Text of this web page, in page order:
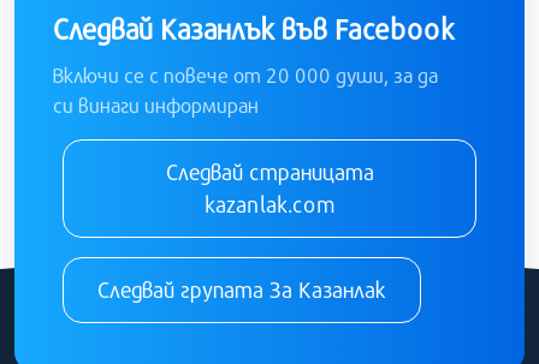
Следвай Казанлък във Facebook
Включи се с повече от 20 000 души, за да
си винаги информиран
Следвай страницата
kazanlak.com
Следвай групата За Казанлак